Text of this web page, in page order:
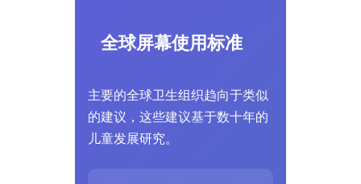
全球屏幕使用标准
主要的全球卫生组织趋向于类似
的建议，这些建议基于数十年的
儿童发展研究。